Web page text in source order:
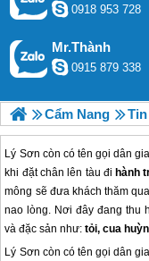
0918 953 728
Mr.Thành
0915 879 338
Cẩm Nang
Lý Sơn còn có tên gọi dân
khi đặt chân lên tàu đi hành
mông sẽ đưa khách thăm
nao lòng. Nơi đây đang thu
và đặc sản như: tỏi, cua
Lý Sơn còn có tên gọi dân